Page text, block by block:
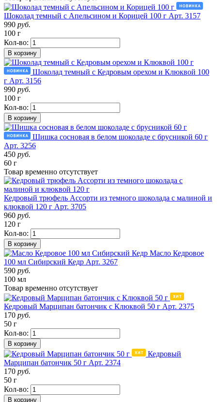
Шоколад темный с Апельсином и Корицей 100 г Арт. 3157
990 руб.
100 г
Кол-во:
В корзину
Шоколад темный с Кедровым орехом и Клюквой 100
г Арт. 3156
990 руб.
100 г
Кол-во:
В корзину
Шишка сосновая в белом шоколаде с брусникой 60 г
Арт. 3256
450 руб.
60 г
Товар временно отсутствует
Кедровый трюфель Ассорти из темного шоколада с малиной и
клюквой 120 г Арт. 3705
960 руб.
120 г
Кол-во:
В корзину
Масло Кедровое
100 мл Сибирский Кедр Арт. 3267
590 руб.
100 мл
Товар временно отсутствует
Кедровый Марципан батончик с Клюквой 50 г Арт. 2375
170 руб.
50 г
Кол-во:
В корзину
Кедровый
Марципан батончик 50 г Арт. 2374
170 руб.
50 г
Кол-во:
В корзину